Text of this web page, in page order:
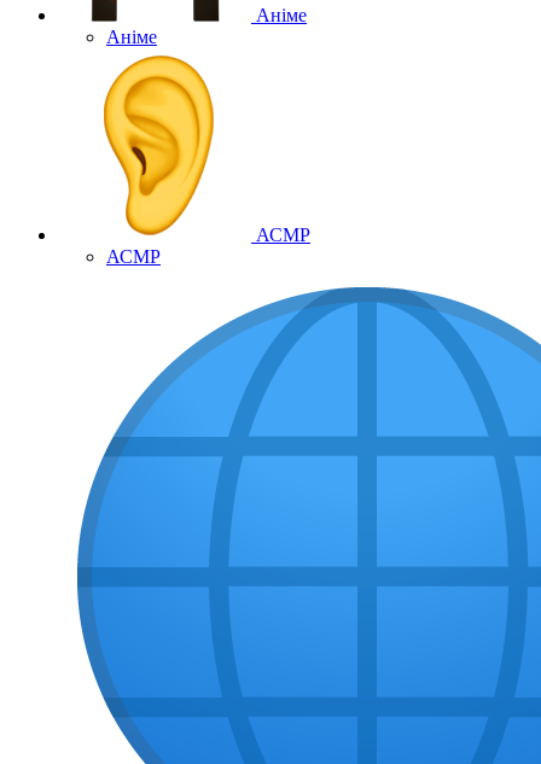
Аніме
Аніме
АСМР
АСМР